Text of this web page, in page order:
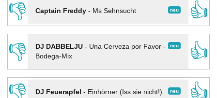
👎
neu
Captain Freddy- Ms Sehnsucht
👍
👎
neu
DJ DABBELJU- Una Cerveza por Favor -
Bodega-Mix
👍
👎
neu
DJ Feuerapfel - Einhörner (Iss sie nicht!)
👍